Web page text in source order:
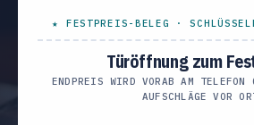
★ FESTPREIS-BELEG ·
Türöffnung zum
ENDPREIS WIRD VORAB AM TELEFON
AUFSCHLÄGE VOR